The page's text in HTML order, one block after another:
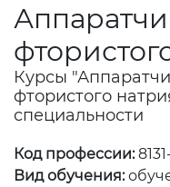
Курсы
фтористого
специальности
Код профессии:
Вид обучения: